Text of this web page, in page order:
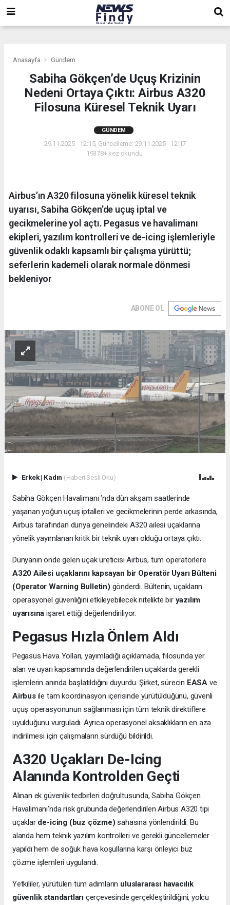
Anasayfa Gündem
Sabiha Gökçen’de Uçuş Krizinin
Nedeni Ortaya Çıktı: Airbus A320
Filosuna Küresel Teknik Uyarı
GÜNDEM
29.11.2025 - 12:15, Güncelleme: 29.11.2025 - 12:17
19378+ kez okundu.
Airbus’ın A320 filosuna yönelik küresel teknik
uyarısı, Sabiha Gökçen’de uçuş iptal ve
gecikmelerine yol açtı. Pegasus ve havalimanı
ekipleri, yazılım kontrolleri ve de-icing işlemleriyle
güvenlik odaklı kapsamlı bir çalışma yürüttü;
seferlerin kademeli olarak normale dönmesi
bekleniyor
ABONE OL
Erkek| Kadın (Haberi Sesli Oku)
Sabiha Gökçen Havalimanı ’nda dün akşam saatlerinde
yaşanan yoğun uçuş iptalleri ve gecikmelerinin perde arkasında,
Airbus tarafından dünya genelindeki A320 ailesi uçaklarına
yönelik yayımlanan kritik bir teknik uyarı olduğu ortaya çıktı.
Dünyanın önde gelen uçak üreticisi Airbus, tüm operatörlere
A320 Ailesi uçaklarını kapsayan bir Operatör Uyarı Bülteni
(Operator Warning Bulletin) gönderdi. Bültenin, uçakların
operasyonel güvenliğini etkileyebilecek nitelikte bir yazılım
uyarısına işaret ettiği değerlendiriliyor.
Pegasus Hızla Önlem Aldı
Pegasus Hava Yolları, yayımladığı açıklamada, filosunda yer
alan ve uyarı kapsamında değerlendirilen uçaklarda gerekli
işlemlerin anında başlatıldığını duyurdu. Şirket, sürecin EASA ve
Airbusile tam koordinasyon içerisinde yürütüldüğünü, güvenli
uçuş operasyonunun sağlanması için tüm teknik direktiflere
uyulduğunu vurguladı. Ayrıca operasyonel aksaklıkların en aza
indirilmesi için çalışmaların sürdüğü bildirildi.
A320 Uçakları De-Icing
Alanında Kontrolden Geçti
Alınan ek güvenlik tedbirleri doğrultusunda, Sabiha Gökçen
Havalimanı’nda risk grubunda değerlendirilen Airbus A320 tipi
uçaklar de-icing (buz çözme) sahasına yönlendirildi. Bu
alanda hem teknik yazılım kontrolleri ve gerekli güncellemeler
yapıldı hem de soğuk hava koşullarına karşı önleyici buz
çözme işlemleri uygulandı.
Yetkililer, yürütülen tüm adımların uluslararası havacılık
güvenlik standartlarıçerçevesinde gerçekleştirildiğini, yolcu